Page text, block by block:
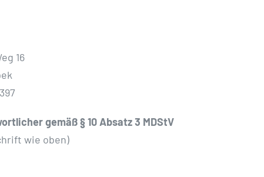
16
gemäß § 10 Absatz 3 MDStV
wie oben)